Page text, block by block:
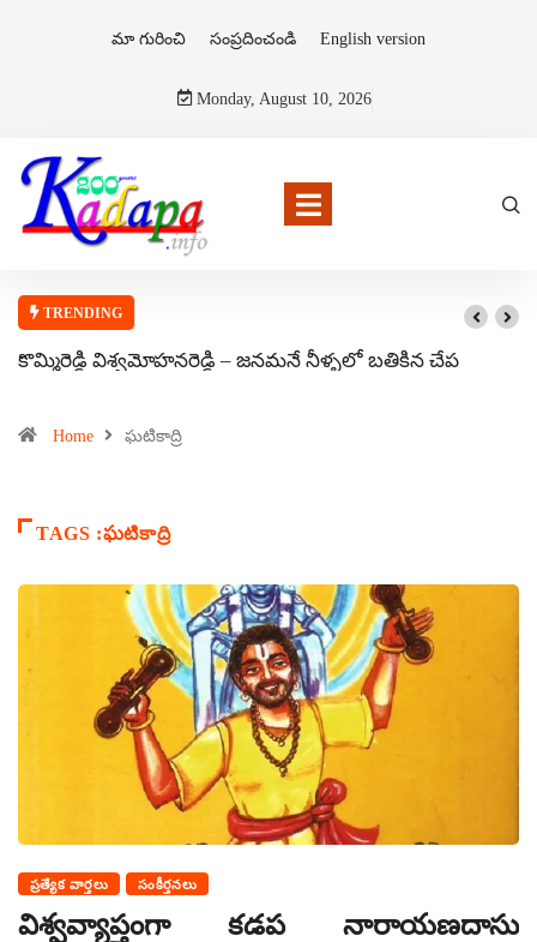
మా గురించి సంప్రదించండి English version
Monday, August 10, 2026
TRENDING
కొమ్మిరెడ్డి విశ్వమోహనరెడ్డి – జనమనే నీళ్ళలో బతికిన చేప
Home ఘటికాద్రి
TAGS :ఘటికాద్రి
ప్రత్యేక వార్తలు సంకీర్తనలు
విశ్వవ్యాప్తంగా కడప నారాయణదాసు